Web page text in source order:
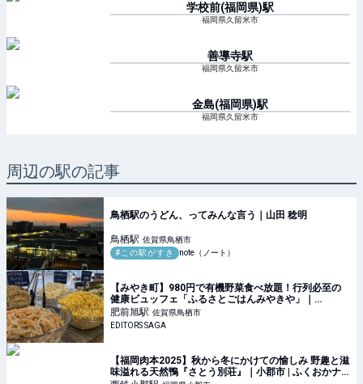
学校前(福岡県)駅
福岡県久留米市
善導寺駅
福岡県久留米市
金島(福岡県)駅
福岡県久留米市
周辺の駅の記事
鳥栖駅のうどん、ってみんな言う｜山田 稔明
鳥栖駅 佐賀県鳥栖市
#この駅がすき
note（ノート）
【みやき町】980円で有機野菜食べ放題！行列必至の
健康ビュッフェ「ふるさとごはんみやきや」｜
EDITORS SAGA
肥前旭駅 佐賀県鳥栖市
EDITORS SAGA
【福岡肉本2025】秋から冬にかけての愉しみ 野趣と滋
味溢れる天然鴨『さとう別荘』｜小郡市 | ふくおかナ